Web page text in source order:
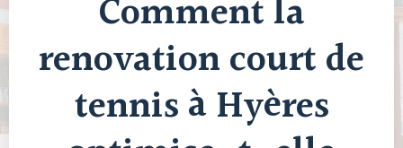
Comment la
renovation court de
tennis à Hyères